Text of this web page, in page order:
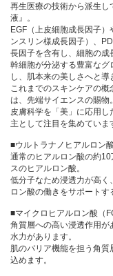
再生医療の技術から派生
液』。
EGF（上皮細胞成長因子
ンスリン様成長因子）、
長因子を含有し、細胞の成
幹細胞が分泌する豊富なグ
し、肌本来の美しさへと導
これまでのスキンケアの
は、先端サイエンスの賜物。
皮膚科学を「美」に応用
主として注目を集めていま
■ウルトラナノヒアルロン
通常のヒアルロン酸の約
スのヒアルロン酸。
低分子なため浸透力が高
ロン酸の働きをサポートす
■マイクロヒアルロン酸（
角質層への高い浸透作用
水力があります。
肌のバリア機能を担う角
込めます。